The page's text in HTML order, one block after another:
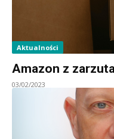
Aktualności
Amazon z
03/02/2023